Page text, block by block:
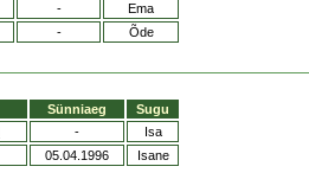
-
Ema
- Õde
Sünniaeg
Sugu
-
Isa
05.04.1996 Isane